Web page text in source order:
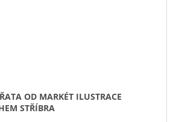
OD MARKÉT ILUSTRACE
STŘÍBRA